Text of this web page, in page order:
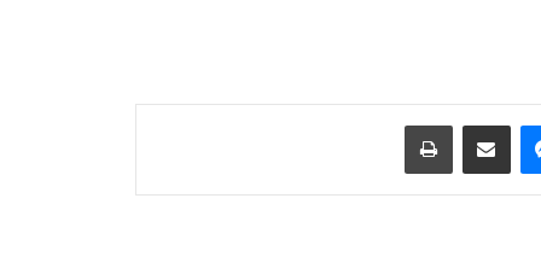
ماسنجر مشاركة عبر البريد طباعة
ماسك: نيورالينك تختبر شريحة لاستعادة
البصر على البشر